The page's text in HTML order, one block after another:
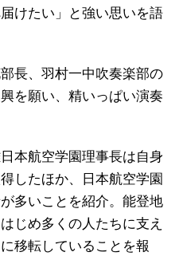
けたい」と強い思いを語
長、羽村一中吹奏楽部の
を願い、精いっぱい演奏
本航空学園理事長は自身
したほか、日本航空学園
多いことを紹介。能登地
じめ多くの人たちに支え
移転していることを報